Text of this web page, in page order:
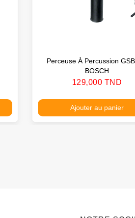
Perceuse À Percussion
BOSCH
Prix
129,000 TND
Ajouter au panier